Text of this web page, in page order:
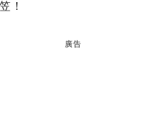
！
廣告